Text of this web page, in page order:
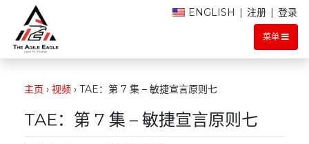
菜单
ENGLISH | 注册 | 登录
主页 › 视频 › TAE：第 7 集 – 敏捷宣言原则七
TAE：第 7 集 – 敏捷宣言原则七